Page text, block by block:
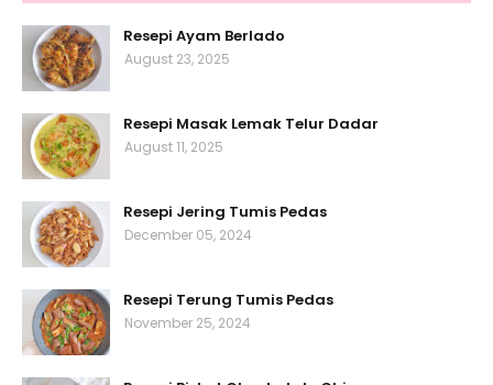
Resepi Ayam Berlado
August 23, 2025
Resepi Masak Lemak Telur Dadar
August 11, 2025
Resepi Jering Tumis Pedas
December 05, 2024
Resepi Terung Tumis Pedas
November 25, 2024